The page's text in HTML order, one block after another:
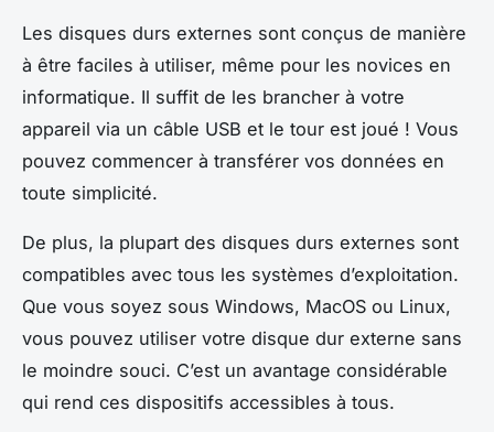
Les disques durs externes sont conçus de manière
à être faciles à utiliser, même pour les novices en
informatique. Il suffit de les brancher à votre
appareil via un câble USB et le tour est joué ! Vous
pouvez commencer à transférer vos données en
toute simplicité.
De plus, la plupart des disques durs externes sont
compatibles avec tous les systèmes d’exploitation.
Que vous soyez sous Windows, MacOS ou Linux,
vous pouvez utiliser votre disque dur externe sans
le moindre souci. C’est un avantage considérable
qui rend ces dispositifs accessibles à tous.